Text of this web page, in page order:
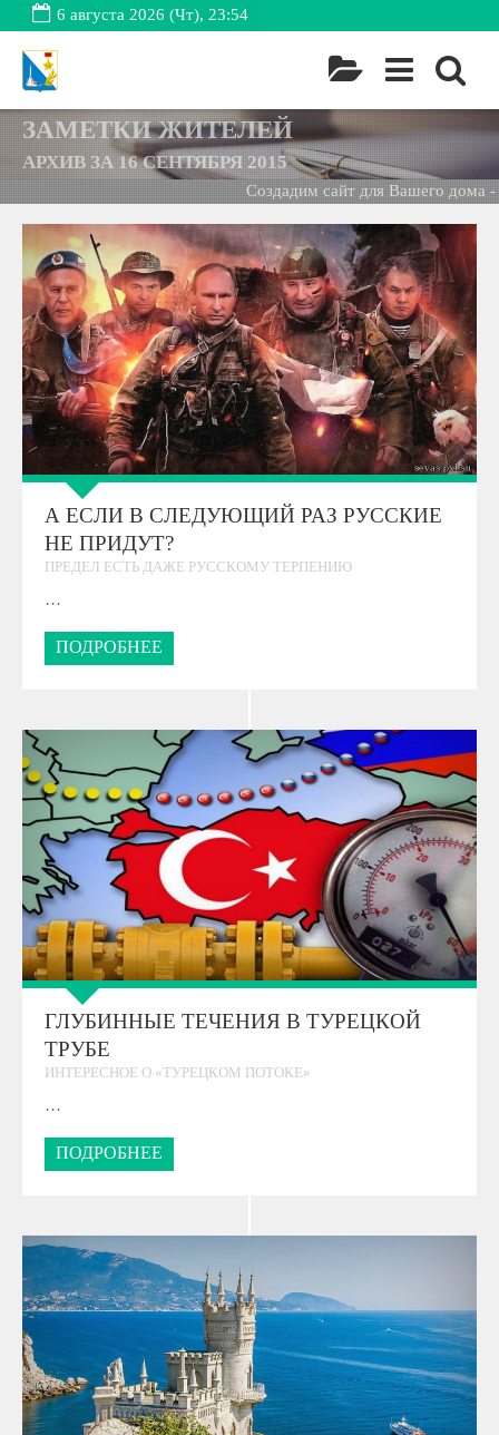
6 августа 2026 (Чт), 23:54
ЗАМЕТКИ ЖИТЕЛЕЙ
АРХИВ ЗА 16 СЕНТЯБРЯ 2015
Создадим сайт для Вашего дома -
А ЕСЛИ В СЛЕДУЮЩИЙ РАЗ РУССКИЕ
НЕ ПРИДУТ?
ПРЕДЕЛ ЕСТЬ ДАЖЕ РУССКОМУ ТЕРПЕНИЮ
…
ПОДРОБНЕЕ
ГЛУБИННЫЕ ТЕЧЕНИЯ В ТУРЕЦКОЙ
ТРУБЕ
ИНТЕРЕСНОЕ О «ТУРЕЦКОМ ПОТОКЕ»
…
ПОДРОБНЕЕ